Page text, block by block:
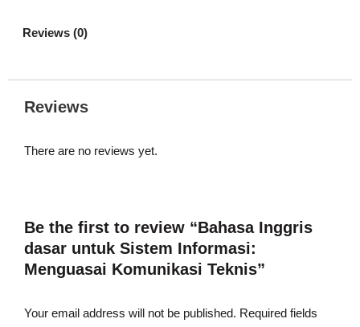
Reviews (0)
Reviews
There are no reviews yet.
Be the first to review “Bahasa Inggris
dasar untuk Sistem Informasi:
Menguasai Komunikasi Teknis”
Your email address will not be published. Required fields